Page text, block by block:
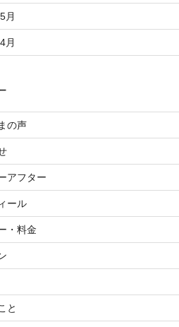
月
月
の声
アフター
ール
・料金
と